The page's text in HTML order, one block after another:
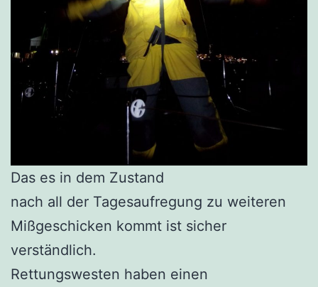
Das es in dem Zustand
nach all der Tagesaufregung zu weiteren
Mißgeschicken kommt ist sicher
verständlich.
Rettungswesten haben einen